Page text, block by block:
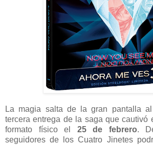
La magia salta de la gran pantalla
tercera entrega de la saga que cautivó
formato físico el 25 de febrero.
seguidores de los Cuatro Jinetes